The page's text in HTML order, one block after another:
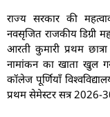
राज्य सरकार की
नवसृजित राजकीय डिग्री
आरती कुमारी प्रथम
नामांकन का खाता खुल
कॉलेज पूर्णियाँ
प्रथम सेमेस्टर सत्र 2026-